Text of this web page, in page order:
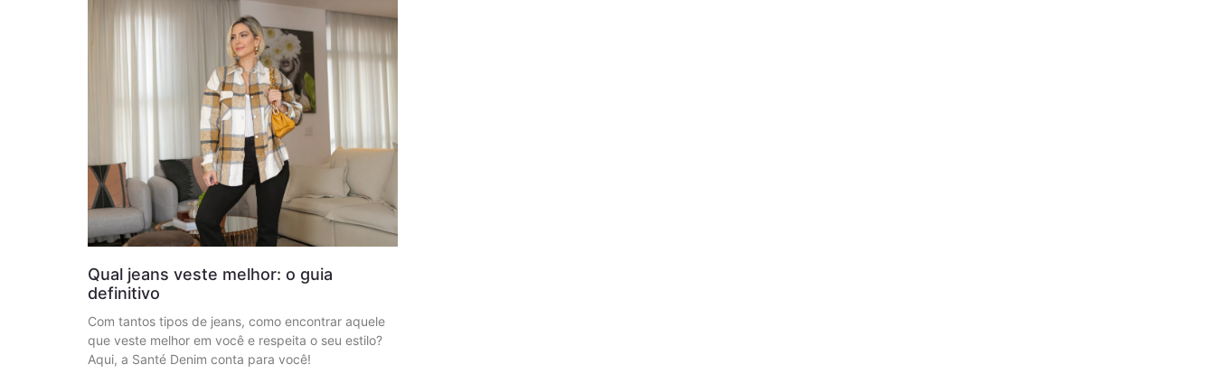
Qual jeans veste melhor: o guia
definitivo
Com tantos tipos de jeans, como encontrar aquele
que veste melhor em você e respeita o seu estilo?
Aqui, a Santé Denim conta para você!